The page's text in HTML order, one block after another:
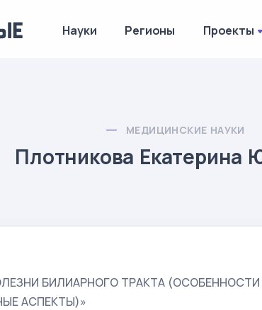
Науки Регионы Проекты
МЕДИЦИНСКИЕ НАУКИ
Плотникова Екатерина
БИЛИАРНОГО ТРАКТА (ОСОБЕННОСТИ
АСПЕКТЫ)»